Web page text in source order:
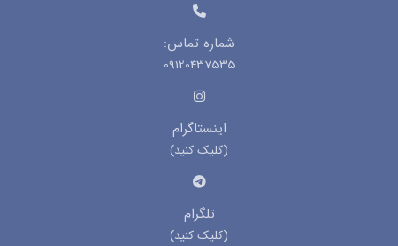
شماره تماس:
09120437535
اینستاگرام
(کلیک کنید)
تلگرام
(کلیک کنید)